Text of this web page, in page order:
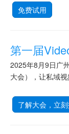
免费试用
第一届
2025年8月9日广
大会），让私域
了解大会，立